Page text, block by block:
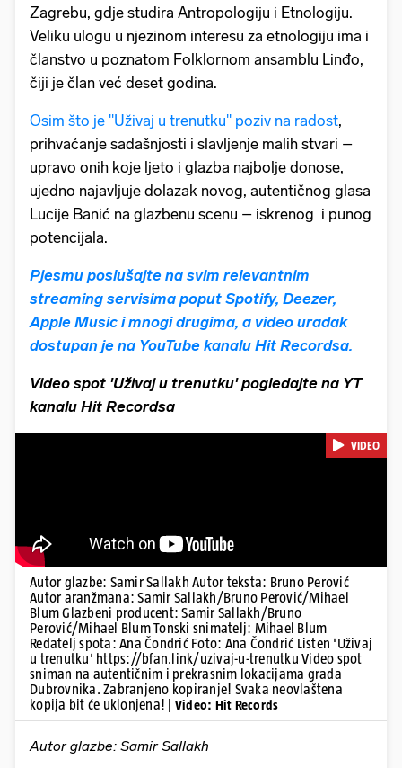
Zagrebu, gdje studira Antropologiju i Etnologiju.
Veliku ulogu u njezinom interesu za etnologiju ima i
članstvo u poznatom Folklornom ansamblu Linđo,
čiji je član već deset godina.
Osim što je ''Uživaj u trenutku'' poziv na radost,
prihvaćanje sadašnjosti i slavljenje malih stvari –
upravo onih koje ljeto i glazba najbolje donose,
ujedno najavljuje dolazak novog, autentičnog glasa
Lucije Banić na glazbenu scenu – iskrenog i punog
potencijala.
Pjesmu poslušajte na svim relevantnim
streaming servisima poput Spotify, Deezer,
Apple Music i mnogi drugima, a video uradak
dostupan je na YouTube kanalu Hit Recordsa.
Video spot 'Uživaj u trenutku' pogledajte na YT
kanalu Hit Recordsa
VIDEO
Autor glazbe: Samir Sallakh Autor teksta: Bruno Perović
Autor aranžmana: Samir Sallakh/Bruno Perović/Mihael
Blum Glazbeni producent: Samir Sallakh/Bruno
Perović/Mihael Blum Tonski snimatelj: Mihael Blum
Redatelj spota: Ana Čondrić Foto: Ana Čondrić Listen 'Uživaj
u trenutku' https://bfan.link/uzivaj-u-trenutku Video spot
sniman na autentičnim i prekrasnim lokacijama grada
Dubrovnika. Zabranjeno kopiranje! Svaka neovlaštena
kopija bit će uklonjena!
| Video: Hit Records
Autor glazbe: Samir Sallakh